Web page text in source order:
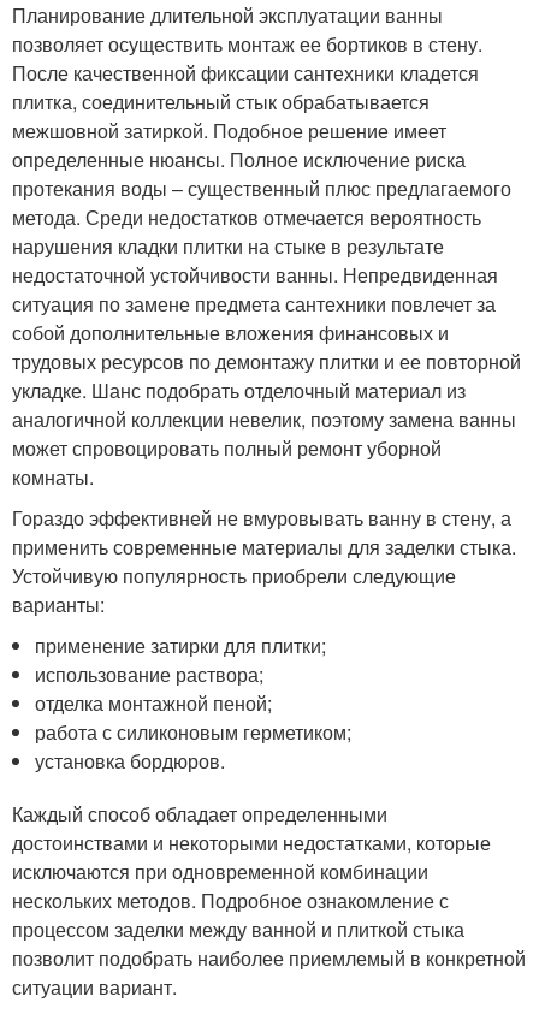
Планирование длительной эксплуатации ванны
позволяет осуществить монтаж ее бортиков в стену.
После качественной фиксации сантехники кладется
плитка, соединительный стык обрабатывается
межшовной затиркой. Подобное решение имеет
определенные нюансы. Полное исключение риска
протекания воды – существенный плюс предлагаемого
метода. Среди недостатков отмечается вероятность
нарушения кладки плитки на стыке в результате
недостаточной устойчивости ванны. Непредвиденная
ситуация по замене предмета сантехники повлечет за
собой дополнительные вложения финансовых и
трудовых ресурсов по демонтажу плитки и ее повторной
укладке. Шанс подобрать отделочный материал из
аналогичной коллекции невелик, поэтому замена ванны
может спровоцировать полный ремонт уборной
комнаты.
Гораздо эффективней не вмуровывать ванну в стену, а
применить современные материалы для заделки стыка.
Устойчивую популярность приобрели следующие
варианты:
применение затирки для плитки;
использование раствора;
отделка монтажной пеной;
работа с силиконовым герметиком;
установка бордюров.
Каждый способ обладает определенными
достоинствами и некоторыми недостатками, которые
исключаются при одновременной комбинации
нескольких методов. Подробное ознакомление с
процессом заделки между ванной и плиткой стыка
позволит подобрать наиболее приемлемый в конкретной
ситуации вариант.